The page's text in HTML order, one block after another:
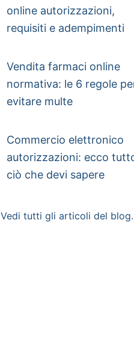
online autorizzazioni,
requisiti e adempimenti
Vendita farmaci online
normativa: le 6 regole
evitare multe
Commercio elettronico
autorizzazioni: ecco
ciò che devi sapere
Vedi tutti gli articoli del